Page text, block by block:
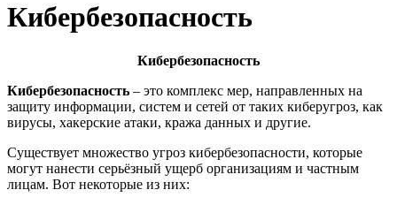
Кибербезопасность
Кибербезопасность
Кибербезопасность – это комплекс мер, направленных на
защиту информации, систем и сетей от таких киберугроз, как
вирусы, хакерские атаки, кража данных и другие.
Существует множество угроз кибербезопасности, которые
могут нанести серьёзный ущерб организациям и частным
лицам. Вот некоторые из них: